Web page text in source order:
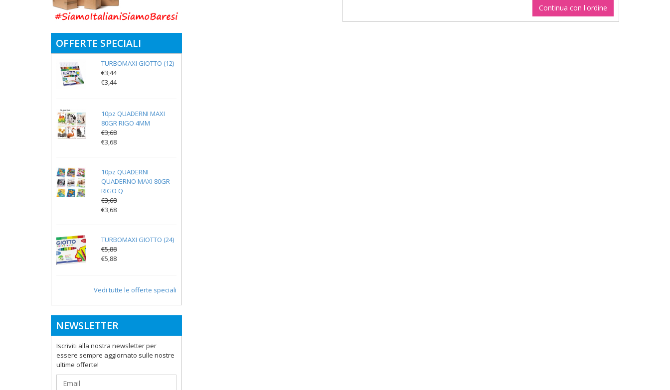
OFFERTE SPECIALI
TURBOMAXI GIOTTO (12)
€3,44
€3,44
10pz QUADERNI MAXI
80GR RIGO 4MM
€3,68
€3,68
10pz QUADERNI
QUADERNO MAXI 80GR
RIGO Q
€3,68
€3,68
TURBOMAXI GIOTTO (24)
€5,88
€5,88
Vedi tutte le offerte speciali
NEWSLETTER
Iscriviti alla nostra newsletter per
essere sempre aggiornato sulle nostre
ultime offerte!
Continua con l'ordine